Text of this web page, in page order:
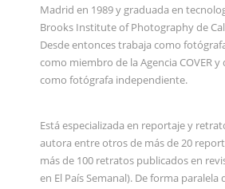
Madrid en 1989 y graduada en
Brooks Institute of Photography de
Desde entonces trabaja como
como miembro de la Agencia COVER y
como fotógrafa independiente.
Está especializada en reportaje y
autora entre otros de más de 20
más de 100 retratos publicados en
en El País Semanal). De forma paralela